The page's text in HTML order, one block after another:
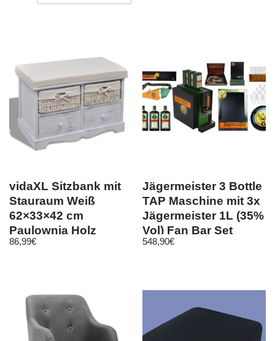
vidaXL Sitzbank mit
Stauraum Weiß
62×33×42 cm
Paulownia Holz
86,99€
Jägermeister 3 Bottle
TAP Maschine mit 3x
Jägermeister 1L (35%
Vol) Fan Bar Set
548,90€